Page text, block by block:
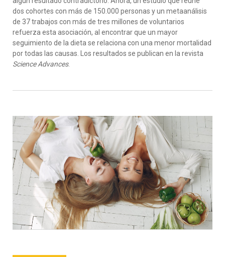
dos cohortes con más de 150.000 personas y un metaanálisis
de 37 trabajos con más de tres millones de voluntarios
refuerza esta asociación, al encontrar que un mayor
seguimiento de la dieta se relaciona con una menor mortalidad
por todas las causas. Los resultados se publican en la revista
Science Advances.